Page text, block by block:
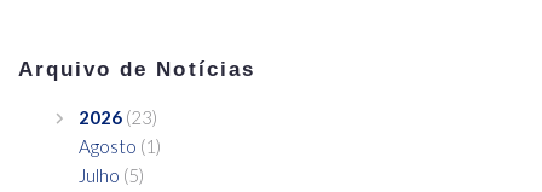
Arquivo de Notícias
2026 (23)
Agosto (1)
Julho (5)